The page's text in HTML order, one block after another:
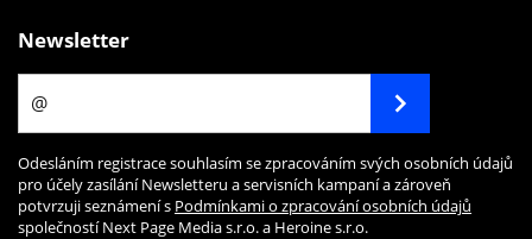
Newsletter
Odesláním registrace souhlasím se zpracováním svých osobních údajů
pro účely zasílání Newsletteru a servisních kampaní a zároveň
potvrzuji seznámení s Podmínkami o zpracování osobních údajů
společností Next Page Media s.r.o. a Heroine s.r.o.